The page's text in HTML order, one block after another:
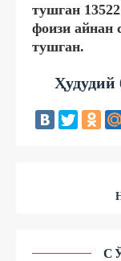
тушган
фоизи айнан
тушган.
Ҳудудий